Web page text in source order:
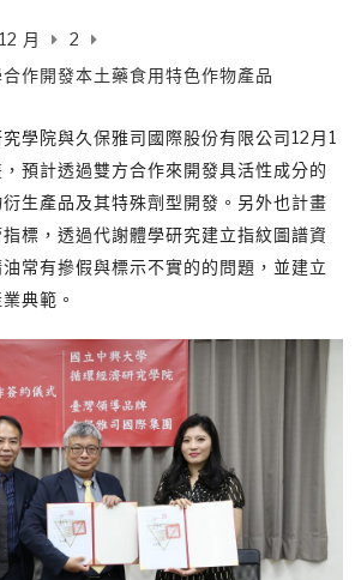
12 月
2
作開發本土藥食用特色作物產品
學院與久保雅司國際股份有限公司12月1
預計透過雙方合作來開發具活性成分的
生產品及其特殊劑型開發。另外也計畫
標，透過代謝體學研究建立指紋圖譜資
常有摻假與標示不實的的問題，並建立
典範。